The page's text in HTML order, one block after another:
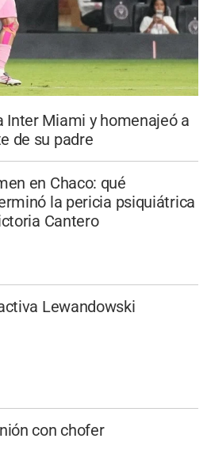
Inter Miami y homenajeó a
de su padre
en Chaco: qué
la pericia psiquiátrica
Cantero
Lewandowski
con chofer